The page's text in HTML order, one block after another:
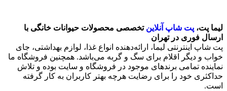
لیما پت، پت شاپ آنلاین تخصصی محصولات حیوانات خانگی با
ارسال فوری در تهران
پت شاپ اینترنتی لیما، ارائه‌دهنده انواع غذا، لوازم بهداشتی، جای
خواب و دیگر اقلام برای سگ و گربه می‌باشد. همچنین فروشگاه ما
نماینده تمامی برندهای موجود در فروشگاه و سایت بوده و تلاش
حداکثری خود را برای رضایت هرچه بهتر کاربران به کار گرفته
است.